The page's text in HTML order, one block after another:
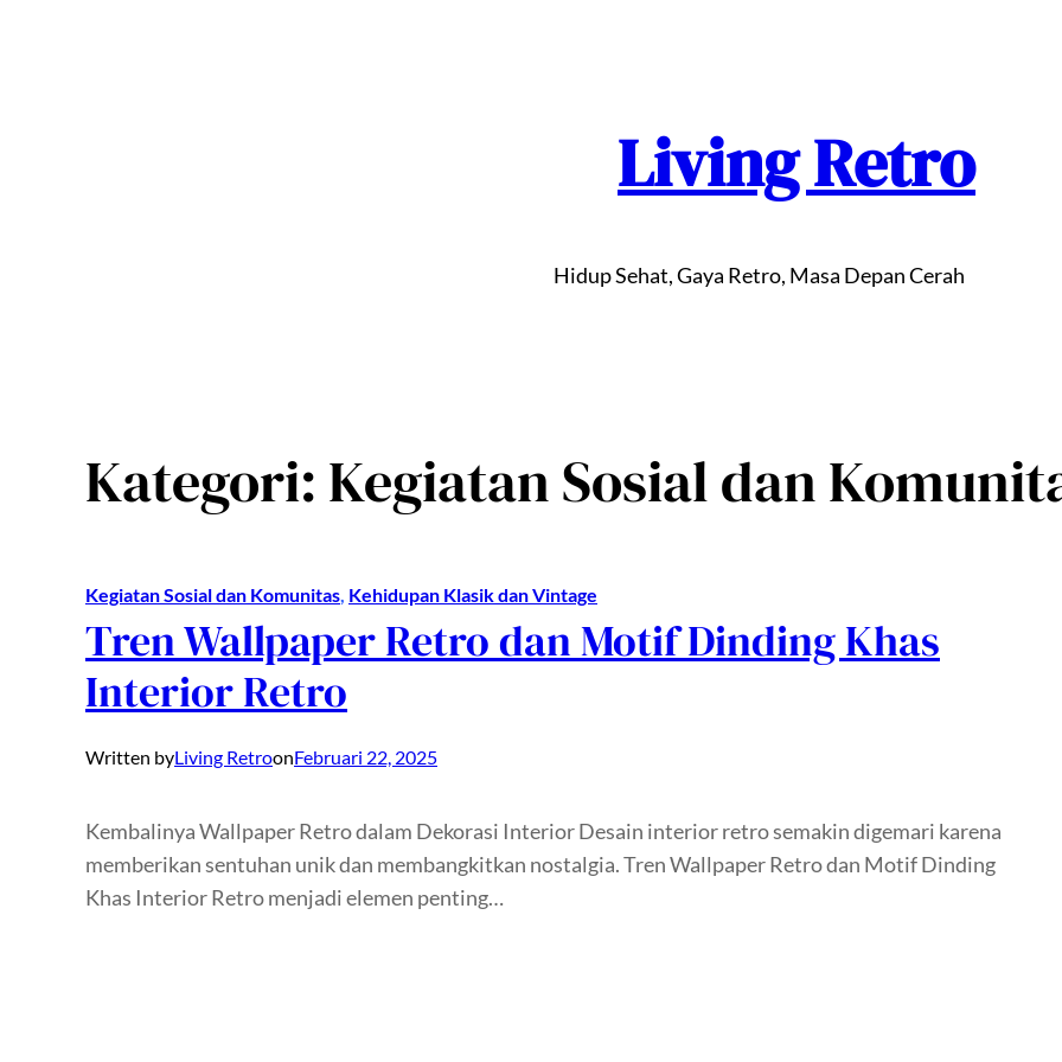
Living Retro
Hidup Sehat, Gaya Retro, Masa Depan Cerah
Kategori:Kegiatan Sosial dan
Kegiatan Sosial dan Komunitas, Kehidupan Klasik dan Vintage
Tren Wallpaper Retro dan Motif Dinding Khas
Interior Retro
Written byLiving RetroonFebruari 22, 2025
Kembalinya Wallpaper Retro dalam Dekorasi Interior Desain interior retro semakin digemari karena
memberikan sentuhan unik dan membangkitkan nostalgia. Tren Wallpaper Retro dan Motif Dinding
Khas Interior Retro menjadi elemen penting…